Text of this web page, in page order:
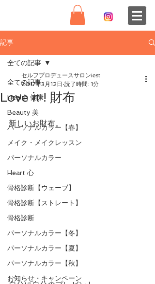
記事
全ての記事
Health 健康
Beauty 美
パーソナルカラー【春】
メイク・メイクレッスン
パーソナルカラー
Heart 心
骨格診断【ウェーブ】
骨格診断【ストレート】
骨格診断
パーソナルカラー【冬】
パーソナルカラー【夏】
パーソナルカラー【秋】
お知らせ・キャンペーン
全ての記事
Love it ! 財布
セルフプロデュースサロンiest
2017年3月12日 読了時間: 1分
新しいお財布。